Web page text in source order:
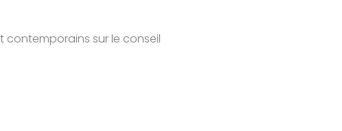
contemporains sur le conseil